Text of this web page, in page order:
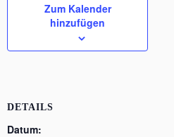
Zum Kalender
hinzufügen
DETAILS
Datum: